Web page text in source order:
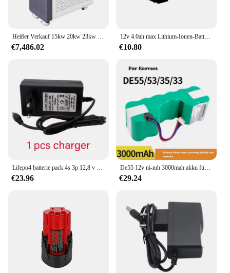
Heißer Verkauf 15kw 20kw 23kw 30kw 46kw LiFePo4 Batterie 12V 24V 48V 51,2V Batterien Power Bank Solar Energie Lagerung
€7,486.02
12v 4.0ah max Lithium-Ionen-Batterie Ersatz für Dewalt dcb120 dcb123 dcb122 dcb127 dcb124 dcb121 wiederauf ladbare Batterien
€10.80
Lifepo4 batterie pack 4s 3p 12,8 v 15ah 40a 100a ausgewogen bms für elektrische boot und unterbrechung freie netzteil 12v
€23.96
De55 12v ni-mh 3000mah akku für ecovacs deebot de5g dm88 roboter staubsauger batterie teile zubehör
€29.24